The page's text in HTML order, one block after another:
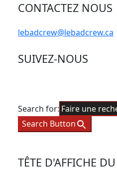
CONTACTEZ NOUS
lebadcrew@lebadcrew.ca
SUIVEZ-NOUS
Search for:
Search Button
TÊTE D'AFFICHE